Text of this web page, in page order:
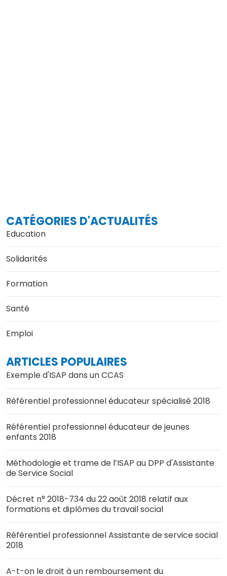
CATÉGORIES D'ACTUALITÉS
Education
Solidarités
Formation
Santé
Emploi
ARTICLES POPULAIRES
Exemple d'ISAP dans un CCAS
Référentiel professionnel éducateur spécialisé 2018
Référentiel professionnel éducateur de jeunes
enfants 2018
Méthodologie et trame de l’ISAP au DPP d'Assistante
de Service Social
Décret n° 2018-734 du 22 août 2018 relatif aux
formations et diplômes du travail social
Référentiel professionnel Assistante de service social
2018
A-t-on le droit à un remboursement du